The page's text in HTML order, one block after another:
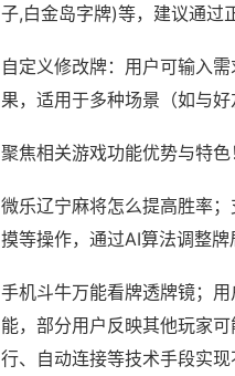
子,白金岛字牌)等，建议通过
自定义修改牌：用户可输入
果，适用于多种场景（如与
聚焦相关游戏功能优势与特色
微乐辽宁麻将怎么提高胜率
摸等操作，通过AI算法调整牌
手机斗牛万能看牌透牌镜；用
能，部分用户反映其他玩家
行、自动连接等技术手段实现